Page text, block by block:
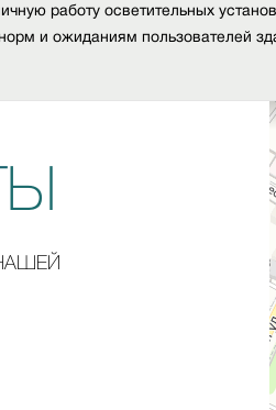
работу осветительных
и ожиданиям пользователей
Ы